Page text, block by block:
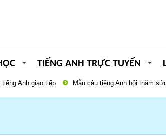
TIẾNG ANH TRỰC TUYẾN
tiếng Anh giao tiếp Mẫu câu tiếng Anh hỏi thăm